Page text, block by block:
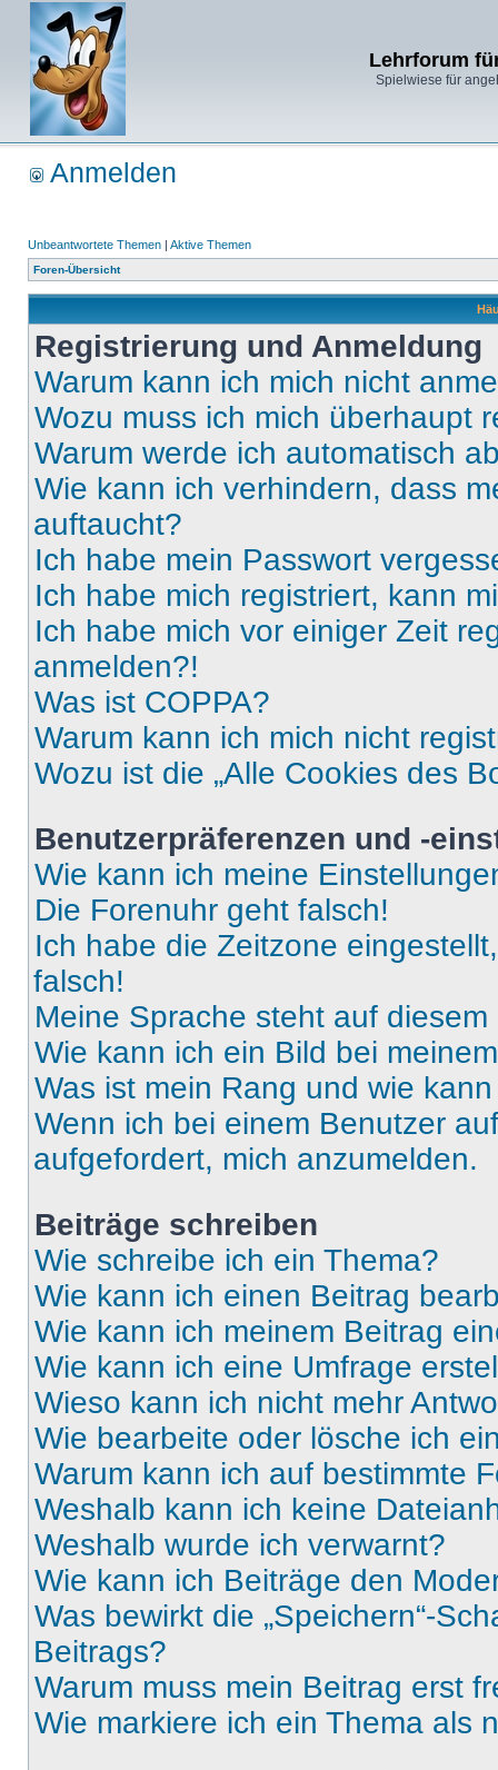
Lehrforum
Spielwiese für
Anmelden
Unbeantwortete Themen | Aktive Themen
Foren-Übersicht
Registrierung und Anmeldung
Warum kann ich mich nicht
Wozu muss ich mich überhaupt
Warum werde ich automatisch
Wie kann ich verhindern, dass
auftaucht?
Ich habe mein Passwort
Ich habe mich registriert, kann
Ich habe mich vor einiger Zeit
anmelden?!
Was ist COPPA?
Warum kann ich mich nicht
Wozu ist die „Alle Cookies des
Benutzerpräferenzen und -
Wie kann ich meine
Die Forenuhr geht falsch!
Ich habe die Zeitzone
falsch!
Meine Sprache steht auf
Wie kann ich ein Bild bei
Was ist mein Rang und wie
Wenn ich bei einem Benutzer
aufgefordert, mich anzumelden.
Beiträge schreiben
Wie schreibe ich ein Thema?
Wie kann ich einen Beitrag
Wie kann ich meinem Beitrag
Wie kann ich eine Umfrage
Wieso kann ich nicht mehr
Wie bearbeite oder lösche ich
Warum kann ich auf bestimmte
Weshalb kann ich keine
Weshalb wurde ich verwarnt?
Wie kann ich Beiträge den
Was bewirkt die „Speichern“-
Beitrags?
Warum muss mein Beitrag erst
Wie markiere ich ein Thema als